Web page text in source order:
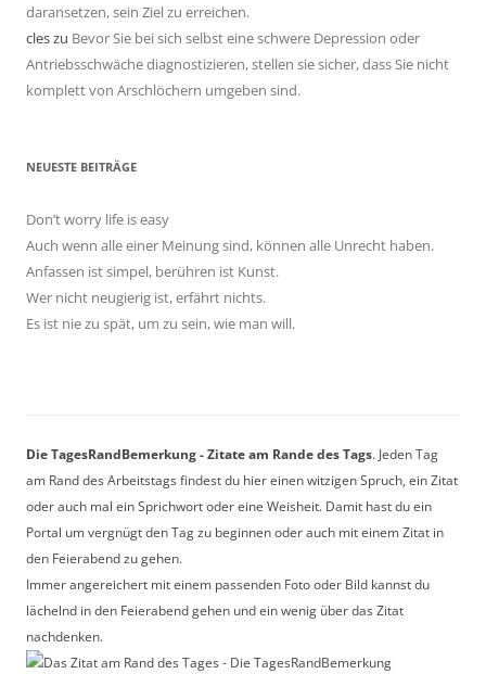
daransetzen, sein Ziel zu erreichen.
cleszu Bevor Sie bei sich selbst eine schwere Depression oder
Antriebsschwäche diagnostizieren, stellen sie sicher, dass Sie nicht
komplett von Arschlöchern umgeben sind.
NEUESTE BEITRÄGE
Don’t worry life is easy
Auch wenn alle einer Meinung sind, können alle Unrecht haben.
Anfassen ist simpel, berühren ist Kunst.
Wer nicht neugierig ist, erfährt nichts.
Es ist nie zu spät, um zu sein, wie man will.
Die TagesRandBemerkung - Zitate am Rande des Tags. Jeden Tag
am Rand des Arbeitstags findest du hier einen witzigen Spruch, ein Zitat
oder auch mal ein Sprichwort oder eine Weisheit. Damit hast du ein
Portal um vergnügt den Tag zu beginnen oder auch mit einem Zitat in
den Feierabend zu gehen.
Immer angereichert mit einem passenden Foto oder Bild kannst du
lächelnd in den Feierabend gehen und ein wenig über das Zitat
nachdenken.